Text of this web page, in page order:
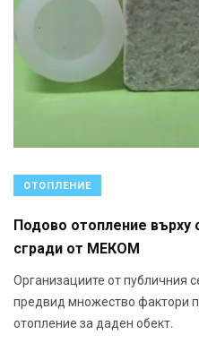
ОТОПЛЕНИЕ
Подово отопление върху
сгради от МЕКОМ
Организациите от публичния
предвид множество фактори
отопление за даден обект.